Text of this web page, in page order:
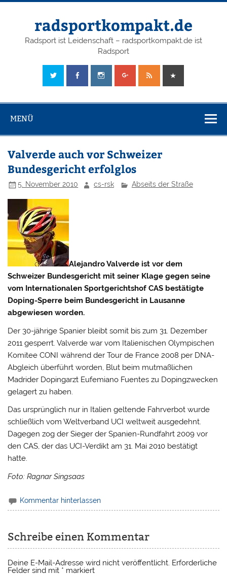
radsportkompakt.de
Radsport ist Leidenschaft – radsportkompakt.de ist
Radsport
MENÜ
Valverde auch vor Schweizer
Bundesgericht erfolglos
5. November 2010 cs-rsk Abseits der Straße
Alejandro Valverde ist vor dem
Schweizer Bundesgericht mit seiner Klage gegen seine
vom Internationalen Sportgerichtshof CAS bestätigte
Doping-Sperre beim Bundesgericht in Lausanne
abgewiesen worden.
Der 30-jährige Spanier bleibt somit bis zum 31. Dezember
2011 gesperrt. Valverde war vom Italienischen Olympischen
Komitee CONI während der Tour de France 2008 per DNA-
Abgleich überführt worden, Blut beim mutmaßlichen
Madrider Dopingarzt Eufemiano Fuentes zu Dopingzwecken
gelagert zu haben.
Das ursprünglich nur in Italien geltende Fahrverbot wurde
schließlich vom Weltverband UCI weltweit ausgedehnt.
Dagegen zog der Sieger der Spanien-Rundfahrt 2009 vor
den CAS, der das UCI-Verdikt am 31. Mai 2010 bestätigt
hatte.
Foto: Ragnar Singsaas
Kommentar hinterlassen
Schreibe einen Kommentar
Deine E-Mail-Adresse wird nicht veröffentlicht. Erforderliche
Felder sind mit * markiert